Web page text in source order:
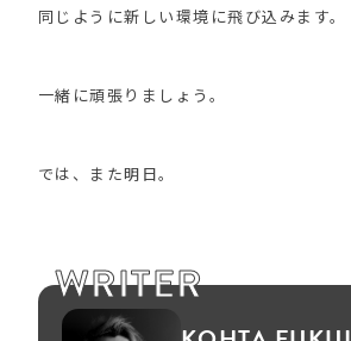
同じように新しい環境に飛び込みます。
一緒に頑張りましょう。
では、また明日。
WRITER